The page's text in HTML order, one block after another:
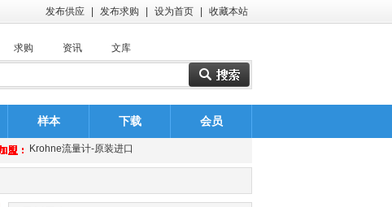
发布供应 发布求购 设为首页 收藏本站
求购 资讯 文库
样本 下载 会员
盟：
盟：
盟：
Krohne流量计-原装进口
盟： 济南普瑞特石油装备有限公司
盟：
盟：
美国ASCO阀门（中国）有限公司
盟：
盟：
盟：
盟：
盟：
盟：
盟：
盟：
盟：
盟：
盟：
盟：
盟：
盟：